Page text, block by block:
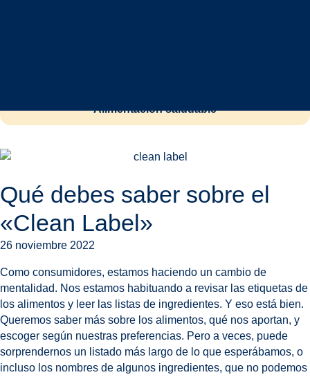
Alimentación saludable
Qué debes saber sobre el
«Clean Label»
26 noviembre 2022
Como consumidores, estamos haciendo un cambio de
mentalidad. Nos estamos habituando a revisar las etiquetas de
los alimentos y leer las listas de ingredientes. Y eso está bien.
Queremos saber más sobre los alimentos, qué nos aportan, y
escoger según nuestras preferencias. Pero a veces, puede
sorprendernos un listado más largo de lo que esperábamos, o
incluso los nombres de algunos ingredientes, que no podemos